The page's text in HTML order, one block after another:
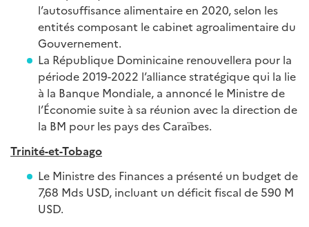
l’autosuffisance alimentaire en 2020, selon les
entités composant le cabinet agroalimentaire du
Gouvernement.
La République Dominicaine renouvellera pour la
période 2019-2022 l’alliance stratégique qui la lie
à la Banque Mondiale, a annoncé le Ministre de
l’Économie suite à sa réunion avec la direction de
la BM pour les pays des Caraïbes.
Trinité-et-Tobago
Le Ministre des Finances a présenté un budget de
7,68 Mds USD, incluant un déficit fiscal de 590 M
USD.